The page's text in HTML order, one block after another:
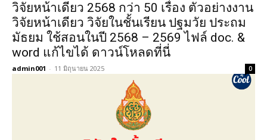
วิจัยหน้าเดียว 2568 กว่า 50 เรื่อง ตัวอย่างงาน
วิจัยหน้าเดียว วิจัยในชั้นเรียน ปฐมวัย ประถม
มัธยม ใช้สอนในปี 2568 – 2569 ไฟล์ doc. &
word แก้ไขได้ ดาวน์โหลดที่นี่
admin001 - 11 มิถุนายน 2025 0